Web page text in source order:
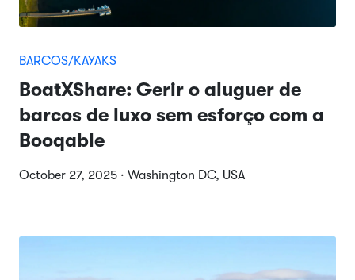
BARCOS/KAYAKS
BoatXShare: Gerir o aluguer de
barcos de luxo sem esforço com a
Booqable
October 27, 2025 · Washington DC, USA